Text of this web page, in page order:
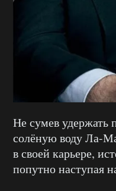
Не сумев удержать
солёную воду Ла-
в своей карьере,
попутно наступая